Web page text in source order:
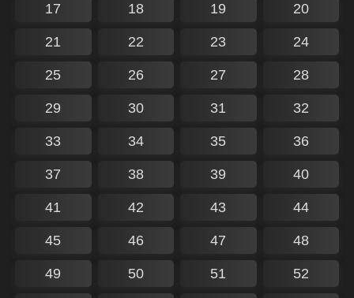
17 18 19 20
21 22 23 24
25 26 27 28
29 30 31 32
33 34 35 36
37 38 39 40
41 42 43 44
45 46 47 48
49 50 51 52